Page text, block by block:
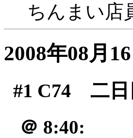
ちんまい店
2008年08月
#1 C74 二日
＠ 8:40: